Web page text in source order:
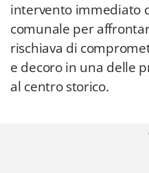
intervento immediato
comunale per
rischiava di
e decoro in una delle
al centro storico.